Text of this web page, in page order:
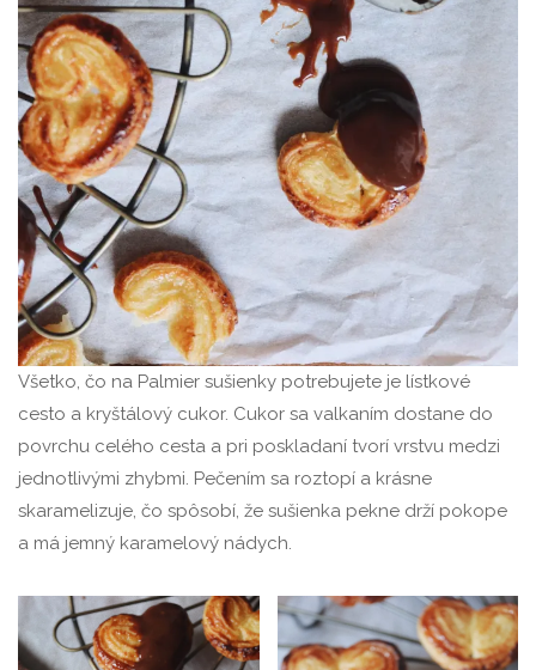
Všetko, čo na Palmier sušienky potrebujete je lístkové
cesto a kryštálový cukor. Cukor sa valkaním dostane do
povrchu celého cesta a pri poskladaní tvorí vrstvu medzi
jednotlivými zhybmi. Pečením sa roztopí a krásne
skaramelizuje, čo spôsobí, že sušienka pekne drží pokope
a má jemný karamelový nádych.